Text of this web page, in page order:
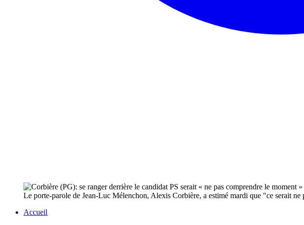
Le porte-parole de Jean-Luc Mélenchon, Alexis Corbière, a estimé mardi que "ce serait
Accueil